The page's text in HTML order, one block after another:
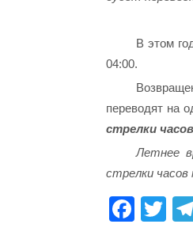
В этом
04:00.
переводят на
стрелки
Летнее
стрелки часов
Fa T